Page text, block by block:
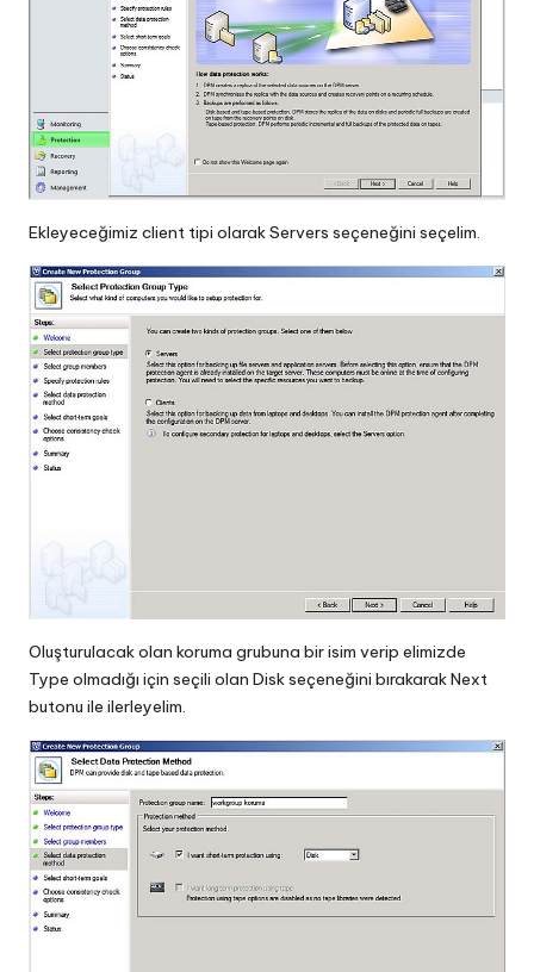
Ekleyeceğimiz client tipi olarak Servers seçeneğini seçelim.
Oluşturulacak olan koruma grubuna bir isim verip elimizde
Type olmadığı için seçili olan Disk seçeneğini bırakarak Next
butonu ile ilerleyelim.